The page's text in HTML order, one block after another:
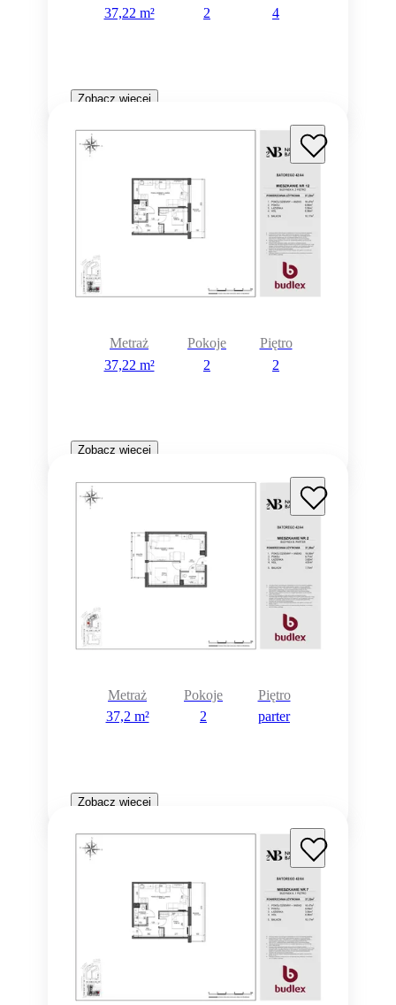
37,22 m²
2
4
Zobacz więcej
Metraż
37,22 m²
Pokoje
2
Piętro
2
Zobacz więcej
Metraż
37,2 m²
Pokoje
2
Piętro
parter
Zobacz więcej